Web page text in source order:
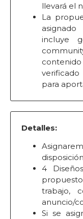
llevará el
La
incluye
para
Detalles:
4
trabajo,
anuncio/
Si se